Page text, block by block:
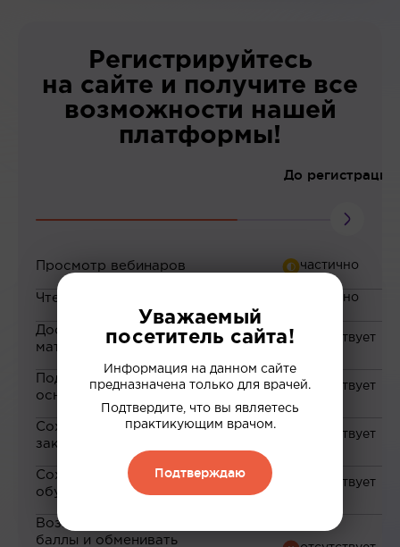
Регистрируйтесь
на сайте и получите все
возможности нашей
платформы!
До регистрации
Просмотр вебинаров
Чтение статей
Доступ к закрытым
материалам
Подборка материалов на
основе ваших интересов
Сохранение материалов в
закладки
Сохранение прогресса по
обучению
Возможность зарабатывать
баллы и обменивать
Уважаемый
посетитель сайта!
Информация на данном сайте
предназначена только для врачей.
Подтвердите, что вы являетесь
практикующим врачом.
Подтверждаю